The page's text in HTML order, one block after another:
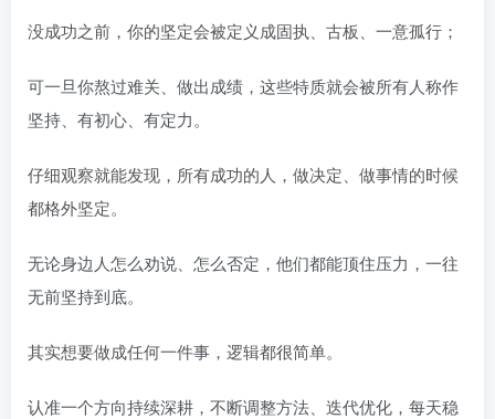
没成功之前，你的坚定会被定义成固执、古板、一意孤行；
可一旦你熬过难关、做出成绩，这些特质就会被所有人称作
坚持、有初心、有定力。
仔细观察就能发现，所有成功的人，做决定、做事情的时候
都格外坚定。
无论身边人怎么劝说、怎么否定，他们都能顶住压力，一往
无前坚持到底。
其实想要做成任何一件事，逻辑都很简单。
认准一个方向持续深耕，不断调整方法、迭代优化，每天稳